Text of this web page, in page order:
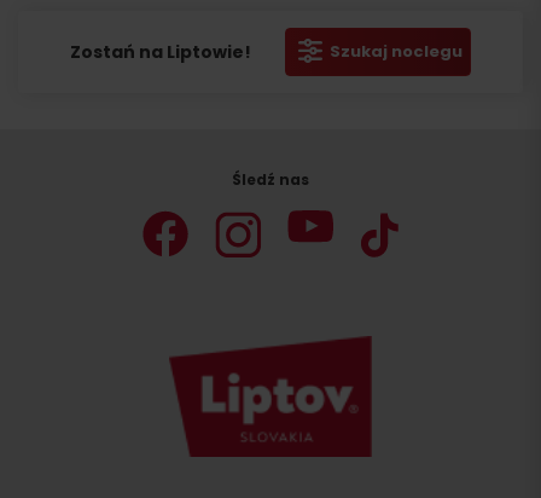
Zostań na Liptowie! Szukaj noclegu
Śledź nas